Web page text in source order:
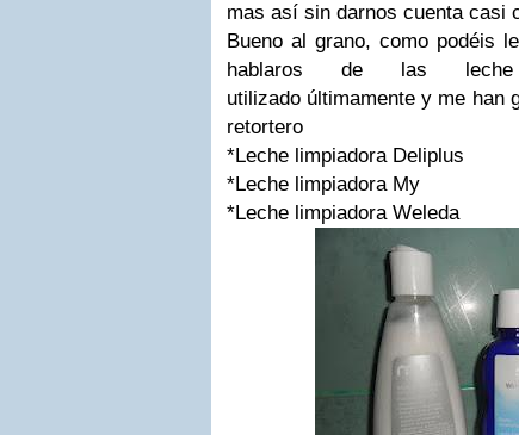
mas así sin darnos cuenta casi
Bueno al grano, como podéis
hablaros de las
utilizado últimamente y me han
retortero
*Leche limpiadora Deliplus
*Leche limpiadora My
*Leche limpiadora Weleda